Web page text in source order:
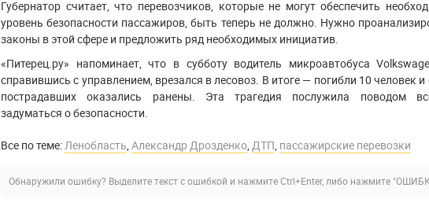
Губернатор считает, что перевозчиков, которые не могут обеспечить
уровень безопасности пассажиров, быть теперь не должно. Нужно
законы в этой сфере и предложить ряд необходимых инициатив.
«Питерец.ру» напоминает, что в субботу водитель микроавтобуса
справившись с управлением, врезался в лесовоз. В итоге — погибли 10 человек
пострадавших оказались ранены. Эта трагедия послужила поводом
задуматься о безопасности.
Все по теме:Ленобласть, Александр Дрозденко, ДТП, пассажирские перевозки
Обнаружили ошибку? Выделите текст с ошибкой и нажмите Ctrl+Enter, либо нажмите